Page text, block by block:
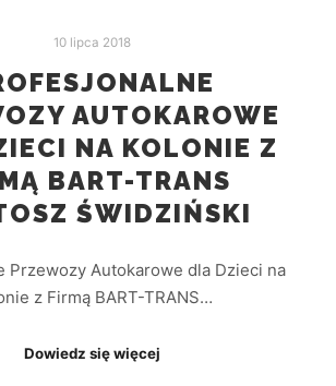
10 lipca 2018
AUTOKAROWE
NA KOLONIE Z
BART-TRANS
ŚWIDZIŃSKI
Przewozy Autokarowe dla Dzieci na
z Firmą BART-TRANS…
Dowiedz się więcej